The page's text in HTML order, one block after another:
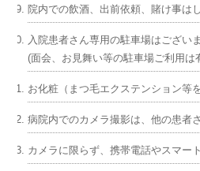
院内での飲酒、出前依頼、賭け事は
入院患者さん専用の駐車場はござい
(面会、お見舞い等の駐車場ご利用は
お化粧（まつ毛エクステンション等
病院内でのカメラ撮影は、他の患者
カメラに限らず、携帯電話やスマー